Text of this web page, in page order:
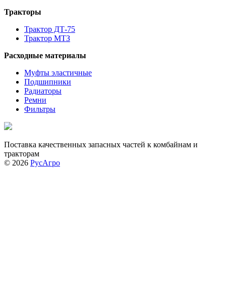
Тракторы
Трактор ДТ-75
Трактор МТЗ
Расходные материалы
Муфты эластичные
Подшипники
Радиаторы
Ремни
Фильтры
Поставка качественных запасных частей к комбайнам и
тракторам
© 2026 РусАгро